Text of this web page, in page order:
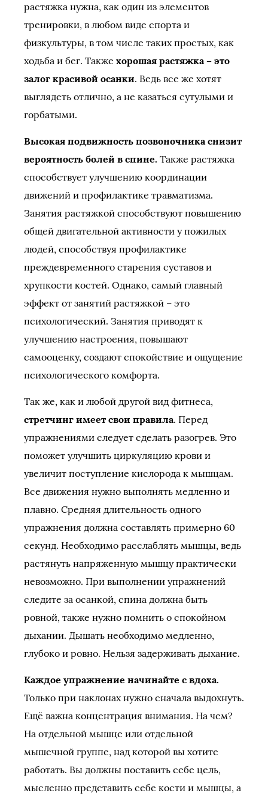
растяжка нужна, как один из элементов
тренировки, в любом виде спорта и
физкультуры, в том числе таких простых, как
ходьба и бег. Также хорошая растяжка – это
залог красивой осанки. Ведь все же хотят
выглядеть отлично, а не казаться сутулыми и
горбатыми.
Высокая подвижность позвоночника снизит
вероятность болей в спине. Также растяжка
способствует улучшению координации
движений и профилактике травматизма.
Занятия растяжкой способствуют повышению
общей двигательной активности у пожилых
людей, способствуя профилактике
преждевременного старения суставов и
хрупкости костей. Однако, самый главный
эффект от занятий растяжкой – это
психологический. Занятия приводят к
улучшению настроения, повышают
самооценку, создают спокойствие и ощущение
психологического комфорта.
Так же, как и любой другой вид фитнеса,
стретчинг имеет свои правила. Перед
упражнениями следует сделать разогрев. Это
поможет улучшить циркуляцию крови и
увеличит поступление кислорода к мышцам.
Все движения нужно выполнять медленно и
плавно. Средняя длительность одного
упражнения должна составлять примерно 60
секунд. Необходимо расслаблять мышцы, ведь
растянуть напряженную мышцу практически
невозможно. При выполнении упражнений
следите за осанкой, спина должна быть
ровной, также нужно помнить о спокойном
дыхании. Дышать необходимо медленно,
глубоко и ровно. Нельзя задерживать дыхание.
Каждое упражнение начинайте с вдоха.
Только при наклонах нужно сначала выдохнуть.
Ещё важна концентрация внимания. На чем?
На отдельной мышце или отдельной
мышечной группе, над которой вы хотите
работать. Вы должны поставить себе цель,
мысленно представить себе кости и мышцы, а